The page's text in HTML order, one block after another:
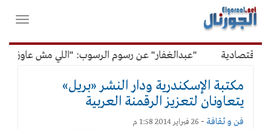
القائمة
الرئيسية
فتح
"عبدالغفار" عن رسوم الرسوب: "اللي مش عاوز
مكتبة الإسكندرية ودار النشر «بريل»
يتعاونان لتعزيز الرقمنة العربية
فن و ثقافة - 26 فبراير 2014 1:58 م